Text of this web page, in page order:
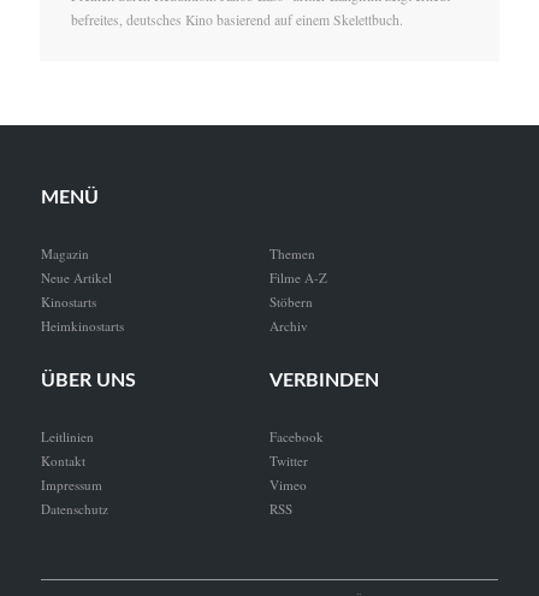
befreites, deutsches Kino basierend auf einem Skelettbuch.
MENÜ
Magazin
Neue Artikel
Kinostarts
Heimkinostarts
Themen
Filme A-Z
Stöbern
Archiv
ÜBER UNS
Leitlinien
Kontakt
Impressum
Datenschutz
VERBINDEN
Facebook
Twitter
Vimeo
RSS